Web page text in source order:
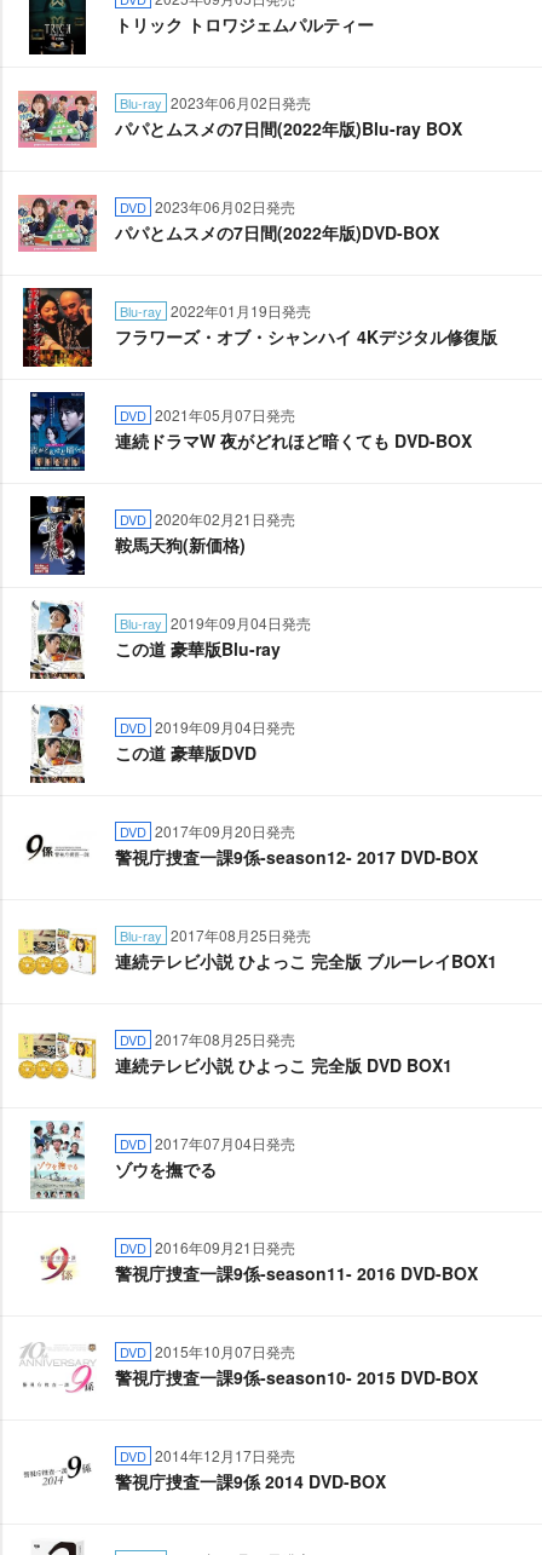
トリック トロワジェムパルティー
Blu-ray 2023年06月02日発売
パパとムスメの7日間(2022年版)Blu-ray BOX
DVD 2023年06月02日発売
パパとムスメの7日間(2022年版)DVD-BOX
Blu-ray 2022年01月19日発売
フラワーズ・オブ・シャンハイ 4Kデジタル修復版
DVD 2021年05月07日発売
連続ドラマW 夜がどれほど暗くても DVD-BOX
DVD 2020年02月21日発売
鞍馬天狗(新価格)
Blu-ray 2019年09月04日発売
この道 豪華版Blu-ray
DVD 2019年09月04日発売
この道 豪華版DVD
DVD 2017年09月20日発売
警視庁捜査一課9係-season12- 2017 DVD-BOX
Blu-ray 2017年08月25日発売
連続テレビ小説 ひよっこ 完全版 ブルーレイBOX1
DVD 2017年08月25日発売
連続テレビ小説 ひよっこ 完全版 DVD BOX1
DVD 2017年07月04日発売
ゾウを撫でる
DVD 2016年09月21日発売
警視庁捜査一課9係-season11- 2016 DVD-BOX
DVD 2015年10月07日発売
警視庁捜査一課9係-season10- 2015 DVD-BOX
DVD 2014年12月17日発売
警視庁捜査一課9係 2014 DVD-BOX